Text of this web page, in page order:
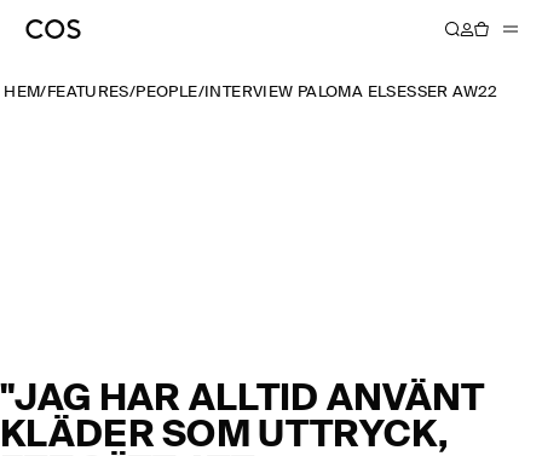
HEM/ FEATURES/PEOPLE/ INTERVIEW PALOMA ELSESSER AW22
"JAG HAR ALLTID ANVÄNT
KLÄDER SOM UTTRYCK,